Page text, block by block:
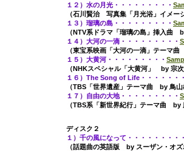
１２）水の月光・・・・・・・・・
（石川賢治 写真集「月光浴」イメー
１３）瑠璃の島・・・・・・・・・
（NTV系ドラマ「瑠璃の島」挿入曲
１４）大河の一滴・・・・・・・・・
（東宝系映画「大河の一滴」テーマ曲
１５）大黄河・・・・・・・・・
（NHKスペシャル「大黄河」 by 宗次
１６）The Song of Life・・・・・・
（TBS「世界遺産」テーマ曲 by 鳥山
１７）自由の大地・・・・・・・・・
（TBS系「新世界紀行」テーマ曲 by
ディスク２
１）千の風になって・・・・・・・・・
（話題曲の英語版 by スーザン・オズ